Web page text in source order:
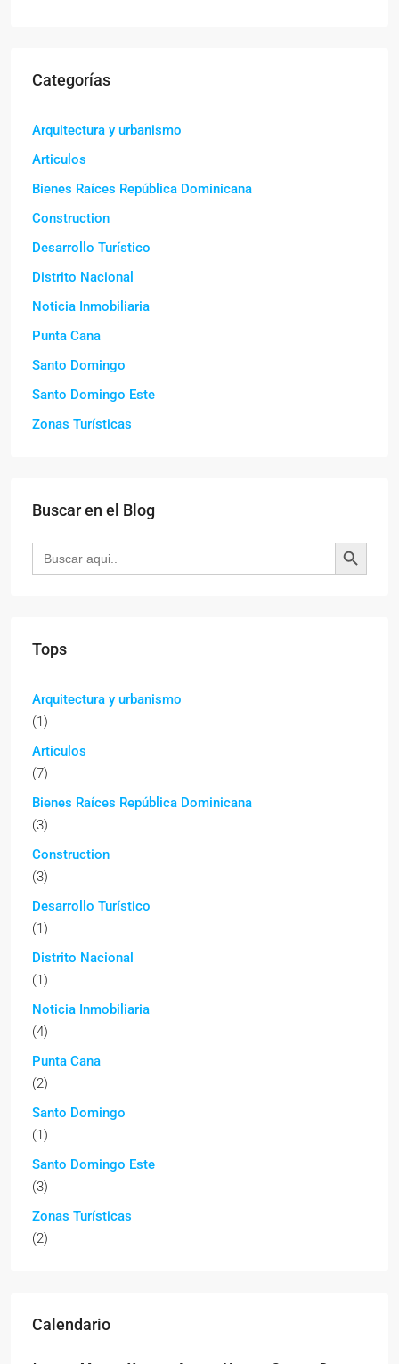
Categorías
Arquitectura y urbanismo
Articulos
Bienes Raíces República Dominicana
Construction
Desarrollo Turístico
Distrito Nacional
Noticia Inmobiliaria
Punta Cana
Santo Domingo
Santo Domingo Este
Zonas Turísticas
Buscar en el Blog
Buscar: Botón de búsqueda
Tops
Arquitectura y urbanismo
(1)
Articulos
(7)
Bienes Raíces República Dominicana
(3)
Construction
(3)
Desarrollo Turístico
(1)
Distrito Nacional
(1)
Noticia Inmobiliaria
(4)
Punta Cana
(2)
Santo Domingo
(1)
Santo Domingo Este
(3)
Zonas Turísticas
(2)
Calendario